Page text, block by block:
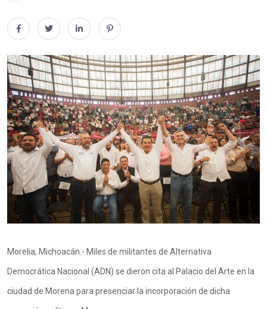
Morelia, Michoacán.- Miles de militantes de Alternativa
Democrática Nacional (ADN) se dieron cita al Palacio del Arte en la
ciudad de Morena para presenciar la incorporación de dicha